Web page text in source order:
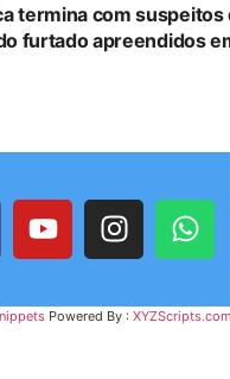
termina com suspeitos
furtado apreendidos
Powered By : XYZScripts.com